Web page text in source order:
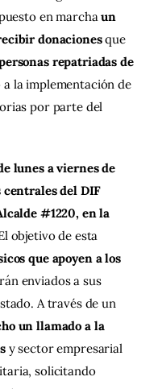
en marcha un
donaciones que
repatriadas de
a la implementación de
por parte del
lunes a viernes de
centrales del DIF
#1220, en la
objetivo de esta
que apoyen a los
enviados a sus
A través de un
un llamado a la
y sector empresarial
solicitando